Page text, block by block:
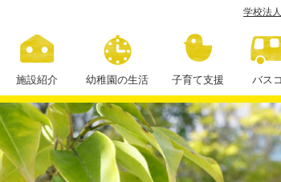
学校法
施設紹介 幼稚園の生活
１日の流れ
年間行事
課外授業
子育て支援 バス